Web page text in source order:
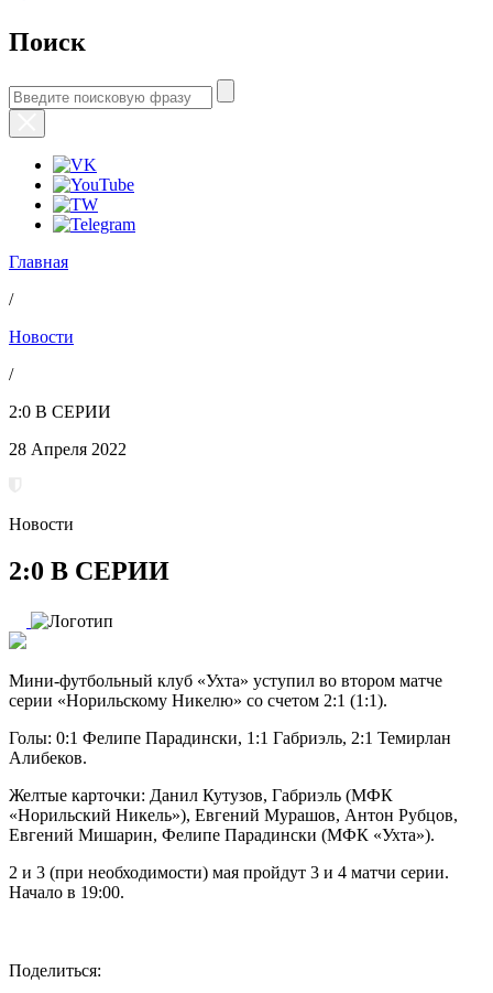
Поиск
Главная
/
Новости
/
2:0 В СЕРИИ
28 Апреля 2022
Новости
2:0 В СЕРИИ
Мини-футбольный клуб «Ухта» уступил во втором матче
серии «Норильскому Никелю» со счетом 2:1 (1:1).
Голы: 0:1 Фелипе Парадински, 1:1 Габриэль, 2:1 Темирлан
Алибеков.
Желтые карточки: Данил Кутузов, Габриэль (МФК
«Норильский Никель»), Евгений Мурашов, Антон Рубцов,
Евгений Мишарин, Фелипе Парадински (МФК «Ухта»).
2 и 3 (при необходимости) мая пройдут 3 и 4 матчи серии.
Начало в 19:00.
Поделиться: